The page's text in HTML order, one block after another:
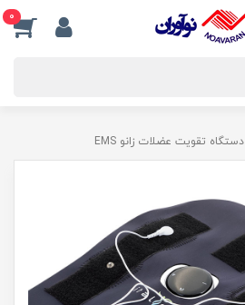
0
دستگاه تقويت عضلات زانو EMS